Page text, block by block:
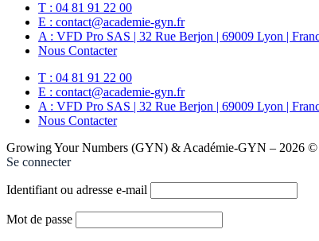
T : 04 81 91 22 00
E : contact@academie-gyn.fr
A : VFD Pro SAS | 32 Rue Berjon | 69009 Lyon |
Nous Contacter
T : 04 81 91 22 00
E : contact@academie-gyn.fr
A : VFD Pro SAS | 32 Rue Berjon | 69009 Lyon |
Nous Contacter
Growing Your Numbers (GYN) & Académie-GYN – 2026
Se connecter
Identifiant ou adresse e-mail
Mot de passe